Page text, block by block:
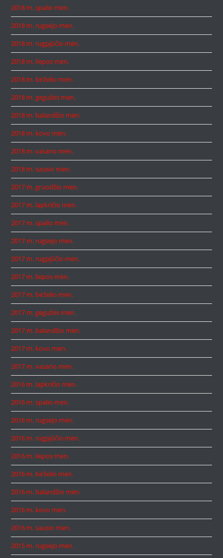
2018 m. spalio mėn.
2018 m. rugsėjo mėn.
2018 m. rugpjūčio mėn.
2018 m. liepos mėn.
2018 m. birželio mėn.
2018 m. gegužės mėn.
2018 m. balandžio mėn.
2018 m. kovo mėn.
2018 m. vasario mėn.
2018 m. sausio mėn.
2017 m. gruodžio mėn.
2017 m. lapkričio mėn.
2017 m. spalio mėn.
2017 m. rugsėjo mėn.
2017 m. rugpjūčio mėn.
2017 m. liepos mėn.
2017 m. birželio mėn.
2017 m. gegužės mėn.
2017 m. balandžio mėn.
2017 m. kovo mėn.
2017 m. vasario mėn.
2016 m. lapkričio mėn.
2016 m. spalio mėn.
2016 m. rugsėjo mėn.
2016 m. rugpjūčio mėn.
2016 m. liepos mėn.
2016 m. birželio mėn.
2016 m. balandžio mėn.
2016 m. kovo mėn.
2016 m. sausio mėn.
2015 m. rugsėjo mėn.